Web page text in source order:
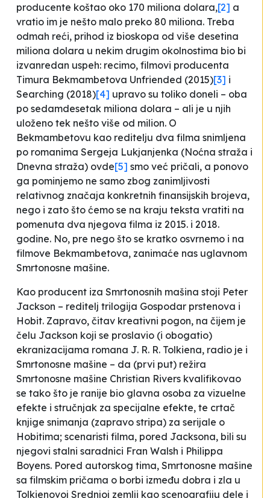
producente koštao oko 170 miliona dolara,[2] a
vratio im je nešto malo preko 80 miliona. Treba
odmah reći, prihod iz bioskopa od više desetina
miliona dolara u nekim drugim okolnostima bio bi
izvanredan uspeh: recimo, filmovi producenta
Timura Bekmambetova Unfriended (2015)[3] i
Searching (2018)[4] upravo su toliko doneli – oba
po sedamdesetak miliona dolara – ali je u njih
uloženo tek nešto više od milion. O
Bekmambetovu kao reditelju dva filma snimljena
po romanima Sergeja Lukjanjenka (Noćna straža i
Dnevna straža) ovde[5] smo već pričali, a ponovo
ga pominjemo ne samo zbog zanimljivosti
relativnog značaja konkretnih finansijskih brojeva,
nego i zato što ćemo se na kraju teksta vratiti na
pomenuta dva njegova filma iz 2015. i 2018.
godine. No, pre nego što se kratko osvrnemo i na
filmove Bekmambetova, zanimaće nas uglavnom
Smrtonosne mašine.
Kao producent iza Smrtonosnih mašina stoji Peter
Jackson – reditelj trilogija Gospodar prstenova i
Hobit. Zapravo, čitav kreativni pogon, na čijem je
čelu Jackson koji se proslavio (i obogatio)
ekranizacijama romana J. R. R. Tolkiena, radio je i
Smrtonosne mašine – da (prvi put) režira
Smrtonosne mašine Christian Rivers kvalifikovao
se tako što je ranije bio glavna osoba za vizuelne
efekte i stručnjak za specijalne efekte, te crtač
knjige snimanja (zapravo stripa) za serijale o
Hobitima; scenaristi filma, pored Jacksona, bili su
njegovi stalni saradnici Fran Walsh i Philippa
Boyens. Pored autorskog tima, Smrtonosne mašine
sa filmskim pričama o borbi između dobra i zla u
Tolkienovoj Srednjoj zemlji kao scenografiju dele i